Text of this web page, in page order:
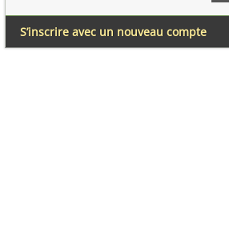
S’inscrire avec un nouveau compte